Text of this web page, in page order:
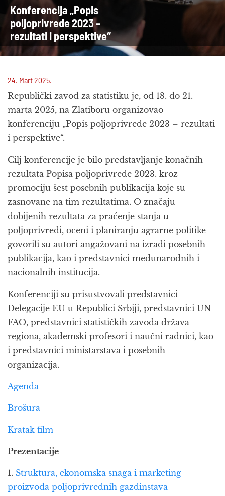
Konferencija „Popis
poljoprivrede 2023 –
rezultati i perspektive“
24. Mart 2025.
Republički zavod za statistiku je, od 18. do 21.
marta 2025, na Zlatiboru organizovao
konferenciju „Popis poljoprivrede 2023 – rezultati
i perspektive“.
Cilj konferencije je bilo predstavljanje konačnih
rezultata Popisa poljoprivrede 2023. kroz
promociju šest posebnih publikacija koje su
zasnovane na tim rezultatima. O značaju
dobijenih rezultata za praćenje stanja u
poljoprivredi, oceni i planiranju agrarne politike
govorili su autori angažovani na izradi posebnih
publikacija, kao i predstavnici međunarodnih i
nacionalnih institucija.
Konferenciji su prisustvovali predstavnici
Delegacije EU u Republici Srbiji, predstavnici UN
FAO, predstavnici statističkih zavoda država
regiona, akademski profesori i naučni radnici, kao
i predstavnici ministarstava i posebnih
organizacija.
Agenda
Brošura
Kratak film
Prezentacije
1. Struktura, ekonomska snaga i marketing
proizvoda poljoprivrednih gazdinstava